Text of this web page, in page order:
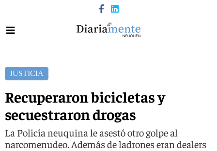
JUSTICIA
Recuperaron bicicletas y
secuestraron drogas
La Policía neuquina le asestó otro golpe al
narcomenudeo. Además de ladrones eran dealers